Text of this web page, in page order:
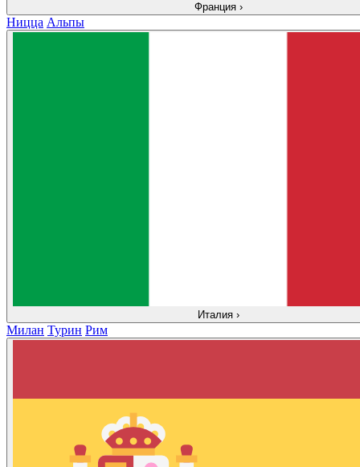
Франция ›
Ницца Альпы
Италия ›
Милан Турин Рим